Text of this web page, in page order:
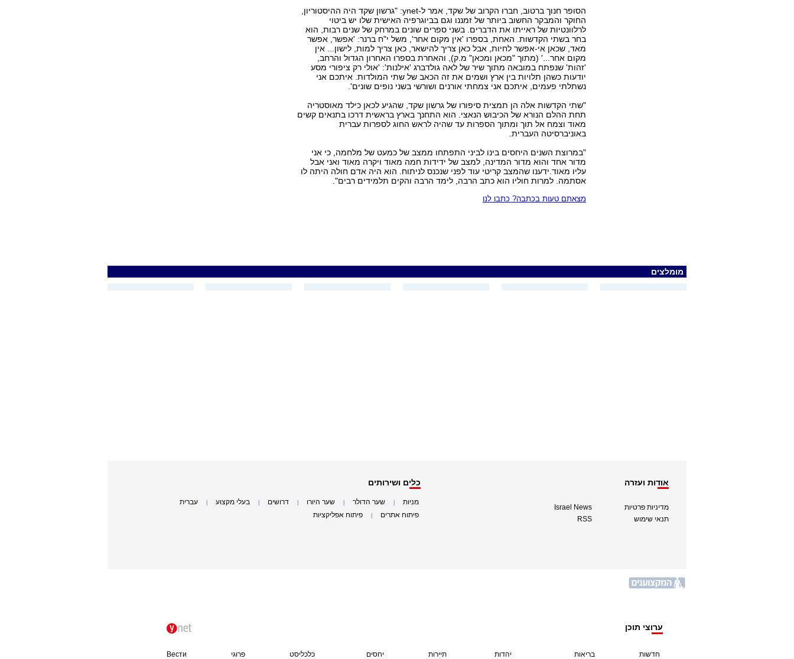
הסופר חנוך ברטוב, חברו הקרוב של שקד, אמר ל-ynet: "גרשון שקד היה ההיסטוריון,
החוקר והמבקר החשוב ביותר של זמננו וגם בביוגרפיה האישית שלו יש ביטוי
לרלוונטיות של ראייתו את הדברים. בשני ספרים שונים במרחק של שנים רבות, הוא
בחר בשתי הקדשות. האחת, בספרו 'אין מקום אחר', משל י"ח ברנר: 'אפשר, אפשר
מאד, שכאן אי-אפשר לחיות, אבל כאן צריך להישאר, כאן צריך למות, לישון... אין
מקום אחר...' (מתוך "מכאן ומכאן" מ.ק), והאחרת בספרו האחרון הגדול והרחב,
'זהות' שנפתח במובאה מתוך שיר של לאה גולדברג 'אילנות': 'אולי רק ציפורי מסע
יודעות כשהן תלויות בין ארץ ושמים את זה הכאב של שתי המולדות. איתכם אני
נשתלתי פעמים, איתכם אני צמחתי אורנים ושורשי בשני נופים שונים'.
"שתי הקדשות אלה הן תמצית סיפורו של גרשון שקד, שהגיע לכאן כילד מאוסטריה
תחת ההלם הנורא של הכיבוש הנאצי. הוא התחנך בארץ בראשית דרכו בתנאים קשים
מאוד וצמח אל תוך ומתוך הספרות עד שהיה לראש החוג לספרות עברית
באוניברסיטה העברית.
"במרוצת השנים היחסים בינו לביני התפתחו ממצב של כמעט של מלחמה, כי אני
מדור אחד והוא מדור המדינה, למצב של ידידות חמה מאוד ויקרה מאוד ואני אבל
עליו מאוד.ידענו שהמצב קריטי עוד לפני שנכנס לניתוח. הוא היה אדם חולה היתה לו
אסתמה. למרות חוליו הוא כתב הרבה, לימד הרבה והקים תלמידים רבים".
מצאתם טעות בכתבה? כתבו לנו
מומלצים
אודות ועזרה
מדיניות פרטיות
תנאי שימוש
Israel News
RSS
כלים ושירותים
מניות שער הדולר שער היורו דרושים בעלי מקצוע עברית
פיתוח אתרים פיתוח אפליקציות
ערוצי תוכן
חדשות בריאות יהדות תיירות יחסים כלכליסט פרוגי Вести